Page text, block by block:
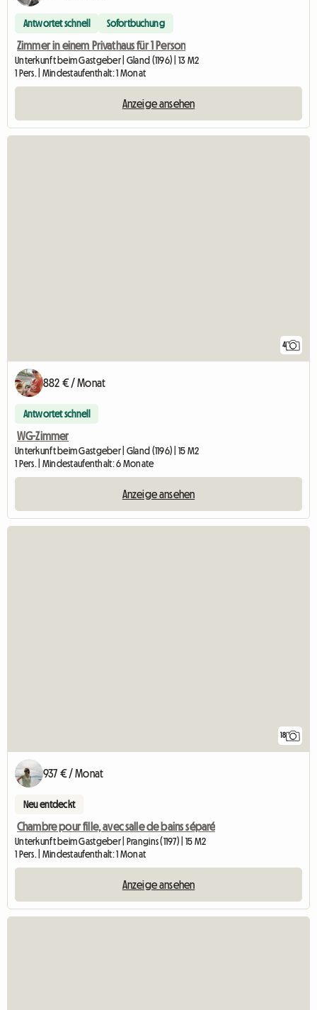
Antwortet schnell Sofortbuchung
Zimmer in einem Privathaus für 1 Person
Unterkunft beim Gastgeber | Gland (1196) | 13 M2
1 Pers. | Mindestaufenthalt: 1 Monat
Anzeige ansehen
4
882 € / Monat
Antwortet schnell
WG-Zimmer
Unterkunft beim Gastgeber | Gland (1196) | 15 M2
1 Pers. | Mindestaufenthalt: 6 Monate
Anzeige ansehen
18
937 € / Monat
Neu entdeckt
Chambre pour fille, avec salle de bains séparé
Unterkunft beim Gastgeber | Prangins (1197) | 15 M2
1 Pers. | Mindestaufenthalt: 1 Monat
Anzeige ansehen